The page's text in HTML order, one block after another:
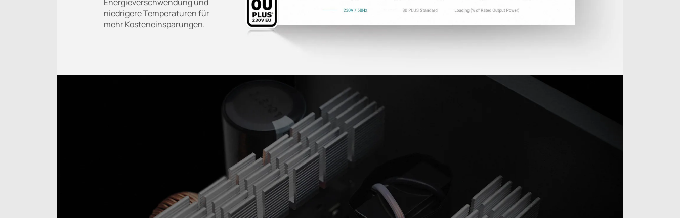
niedrigere Temperaturen für
mehr Kosteneinsparungen.